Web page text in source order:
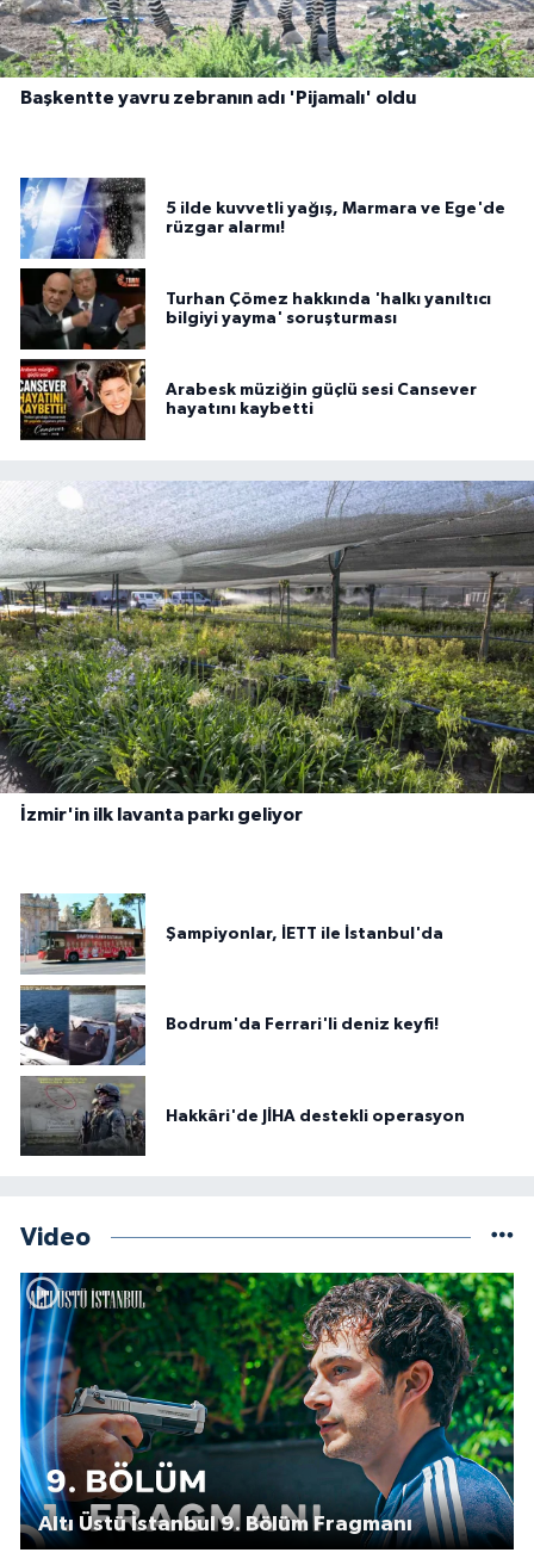
Başkentte yavru zebranın adı 'Pijamalı' oldu
5 ilde kuvvetli yağış, Marmara ve Ege'de
rüzgar alarmı!
Turhan Çömez hakkında 'halkı yanıltıcı
bilgiyi yayma' soruşturması
Arabesk müziğin güçlü sesi Cansever
hayatını kaybetti
İzmir'in ilk lavanta parkı geliyor
Şampiyonlar, İETT ile İstanbul'da
Bodrum'da Ferrari'li deniz keyfi!
Hakkâri'de JİHA destekli operasyon
Video
Altı Üstü İstanbul 9. Bölüm Fragmanı